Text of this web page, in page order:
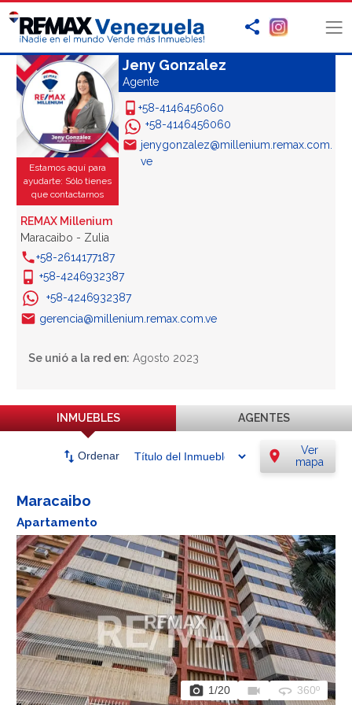
Estamos aquí para
ayudarte: Sólo tienes
que contactarnos
Jeny Gonzalez
Agente
+58-4146456060
+58-4146456060
jenygonzalez@millenium.remax.com.
ve
REMAX Millenium
Maracaibo - Zulia
+58-2614177187
+58-4246932387
+58-4246932387
gerencia@millenium.remax.com.ve
Se unió a la red en: Agosto 2023
INMUEBLES AGENTES
swap_vert Ordenar location_on
Ver
mapa
Maracaibo
Apartamento
photo_camera 1/20 videocam 360 360º